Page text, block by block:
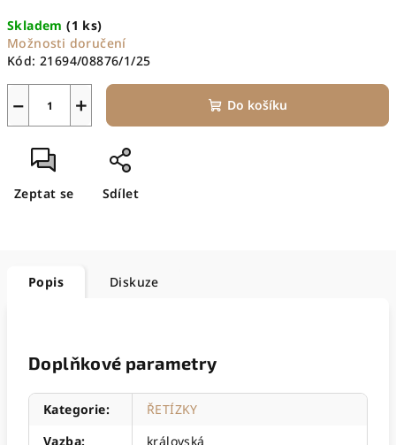
cena:
Skladem(1 ks)
Možnosti doručení
Kód: 21694/08876/1/25
+
− Do košíku
Zeptat se Sdílet
Popis Diskuze
Doplňkové parametry
Kategorie:
ŘETÍZKY
Vazba:
královská